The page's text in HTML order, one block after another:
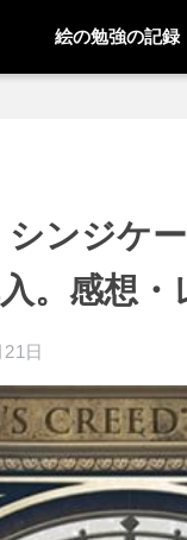
絵の勉強の記録
シンジケ
。感想・
日